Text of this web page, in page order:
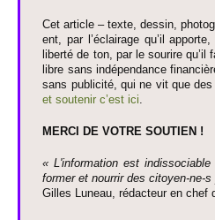
Cet article – texte, dessin,
ent, par l’éclairage qu’il
liberté de ton, par le so­urire
libre sans indépendance
sans publi­cité, qui ne vit que
et so­utenir c’est ici.
MERCI DE VOTRE SO­UTIEN !
« L'information est
former et nourrir des ci­to­yen-ne-
Gi­lles Luneau, rédacteur en chef